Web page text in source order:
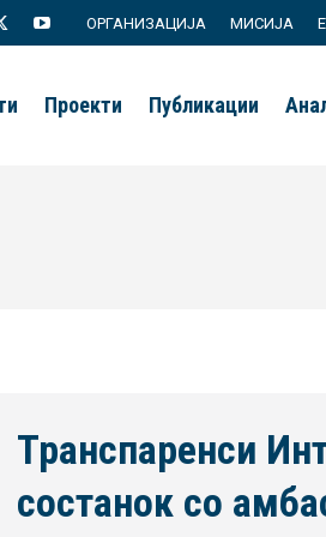
YouTube
opens
ОРГАНИЗАЦИЈА МИСИЈА
Проекти Публикации
Транспаренси
состанок со